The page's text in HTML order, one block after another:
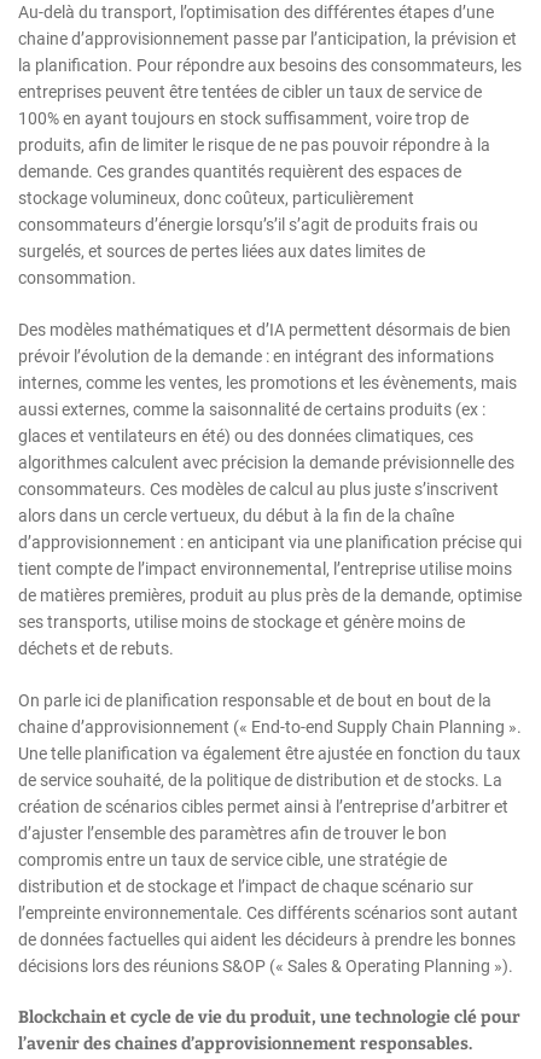
Au-delà du transport, l’optimisation des différentes étapes d’une
chaine d’approvisionnement passe par l’anticipation, la prévision et
la planification. Pour répondre aux besoins des consommateurs, les
entreprises peuvent être tentées de cibler un taux de service de
100% en ayant toujours en stock suffisamment, voire trop de
produits, afin de limiter le risque de ne pas pouvoir répondre à la
demande. Ces grandes quantités requièrent des espaces de
stockage volumineux, donc coûteux, particulièrement
consommateurs d’énergie lorsqu’s’il s’agit de produits frais ou
surgelés, et sources de pertes liées aux dates limites de
consommation.
Des modèles mathématiques et d’IA permettent désormais de bien
prévoir l’évolution de la demande : en intégrant des informations
internes, comme les ventes, les promotions et les évènements, mais
aussi externes, comme la saisonnalité de certains produits (ex :
glaces et ventilateurs en été) ou des données climatiques, ces
algorithmes calculent avec précision la demande prévisionnelle des
consommateurs. Ces modèles de calcul au plus juste s’inscrivent
alors dans un cercle vertueux, du début à la fin de la chaîne
d’approvisionnement : en anticipant via une planification précise qui
tient compte de l’impact environnemental, l’entreprise utilise moins
de matières premières, produit au plus près de la demande, optimise
ses transports, utilise moins de stockage et génère moins de
déchets et de rebuts.
On parle ici de planification responsable et de bout en bout de la
chaine d’approvisionnement (« End-to-end Supply Chain Planning ».
Une telle planification va également être ajustée en fonction du taux
de service souhaité, de la politique de distribution et de stocks. La
création de scénarios cibles permet ainsi à l’entreprise d’arbitrer et
d’ajuster l’ensemble des paramètres afin de trouver le bon
compromis entre un taux de service cible, une stratégie de
distribution et de stockage et l’impact de chaque scénario sur
l’empreinte environnementale. Ces différents scénarios sont autant
de données factuelles qui aident les décideurs à prendre les bonnes
décisions lors des réunions S&OP (« Sales & Operating Planning »).
Blockchain et cycle de vie du produit, une technologie clé pour
l’avenir des chaines d’approvisionnement responsables.